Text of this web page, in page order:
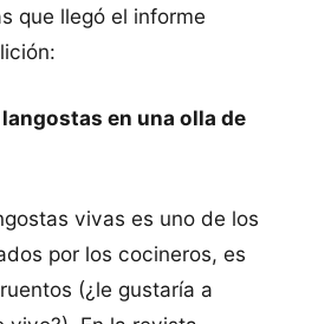
que llegó el informe
langostas en una olla de
vivas es uno de los
por los cocineros, es
(¿le gustarí­a a